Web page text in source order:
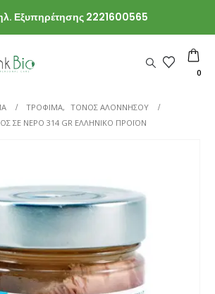
Εξυπηρέτησης 2221600565
0
ΤΡΟΦΙΜΑ, ΤΟΝΟΣ ΑΛΟΝΝΗΣΟΥ
ΣΕ ΝΕΡΌ 314 GR ΕΛΛΗΝΙΚΌ ΠΡΟΪΌΝ